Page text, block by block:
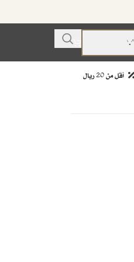
أقل من 20 ريال